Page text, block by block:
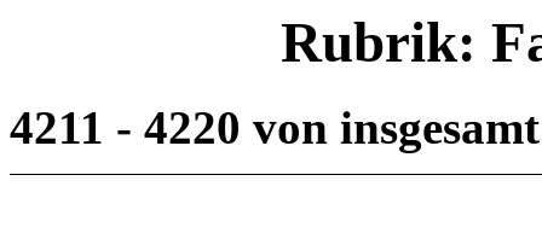
Rubrik:
4211 - 4220 von